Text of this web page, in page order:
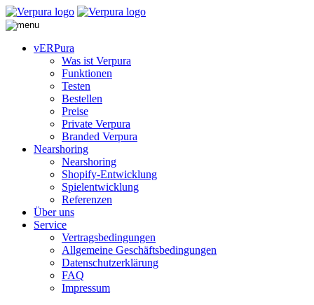
vERPura
Was ist Verpura
Funktionen
Testen
Bestellen
Preise
Private Verpura
Branded Verpura
Nearshoring
Nearshoring
Shopify-Entwicklung
Spielentwicklung
Referenzen
Über uns
Service
Vertragsbedingungen
Allgemeine Geschäftsbedingungen
Datenschutzerklärung
FAQ
Impressum